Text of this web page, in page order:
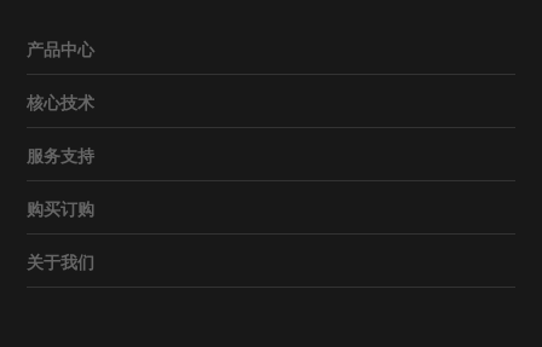
产品中心
核心技术
服务支持
购买订购
关于我们